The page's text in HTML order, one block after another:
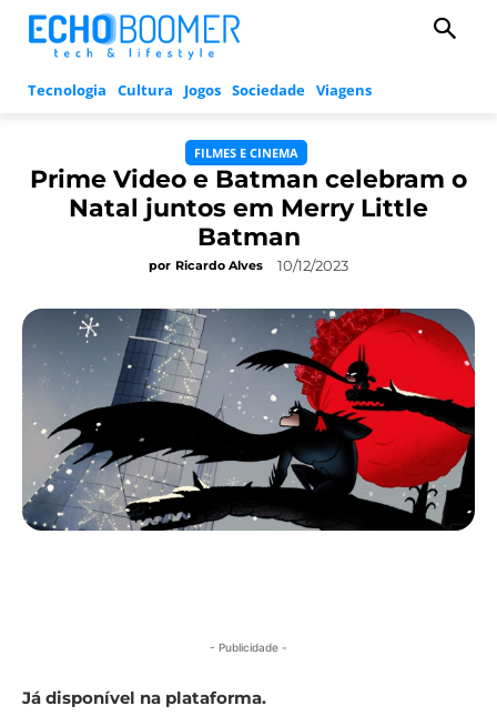
Tecnologia Cultura Jogos Sociedade Viagens
FILMES E CINEMA
Prime Video e Batman celebram o
Natal juntos em Merry Little
Batman
por Ricardo Alves 10/12/2023
- Publicidade -
Já disponível na plataforma.